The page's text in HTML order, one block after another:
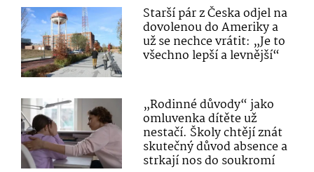
Starší pár z Česka odjel na
dovolenou do Ameriky a
už se nechce vrátit: „Je to
všechno lepší a levnější“
„Rodinné důvody“ jako
omluvenka dítěte už
nestačí. Školy chtějí znát
skutečný důvod absence a
strkají nos do soukromí